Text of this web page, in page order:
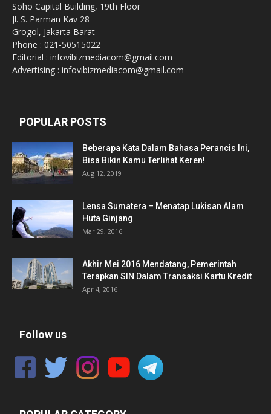
Soho Capital Building, 19th Floor
Jl. S. Parman Kav 28
Grogol, Jakarta Barat
Phone : 021-50515022
Editorial : infovibizmediacom@gmail.com
Advertising : infovibizmediacom@gmail.com
POPULAR POSTS
Beberapa Kata Dalam Bahasa Perancis Ini,
Bisa Bikin Kamu Terlihat Keren!
Aug 12, 2019
Lensa Sumatera – Menatap Lukisan Alam
Huta Ginjang
Mar 29, 2016
Akhir Mei 2016 Mendatang, Pemerintah
Terapkan SIN Dalam Transaksi Kartu Kredit
Apr 4, 2016
Follow us